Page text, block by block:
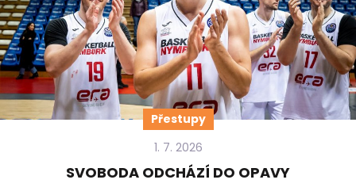
Přestupy
1. 7. 2026
SVOBODA ODCHÁZÍ DO OPAVY